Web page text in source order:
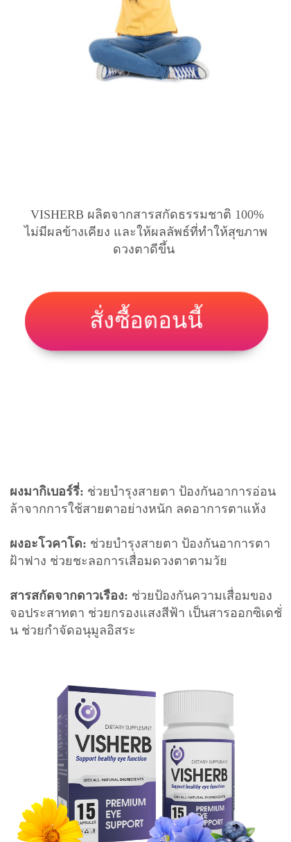
VISHERB ผลิตจากสารสกัดธรรมชาติ 100%
ไม่มีผลข้างเคียง และให้ผลลัพธ์ที่ทำให้สุขภาพ
ดวงตาดีขึ้น
สั่งซื้อตอนนี้
ผงมากิเบอร์รี่: ช่วยบำรุงสายตา ป้องกันอาการอ่อน
ล้าจากการใช้สายตาอย่างหนัก ลดอาการตาแห้ง
ผงอะโวคาโด: ช่วยบำรุงสายตา ป้องกันอาการตา
ฝ้าฟาง ช่วยชะลอการเสื่อมดวงตาตามวัย
สารสกัดจากดาวเรือง: ช่วยป้องกันความเสื่อมของ
จอประสาทตา ช่วยกรองแสงสีฟ้า เป็นสารออกซิเดชั่
น ช่วยกำจัดอนุมูลอิสระ